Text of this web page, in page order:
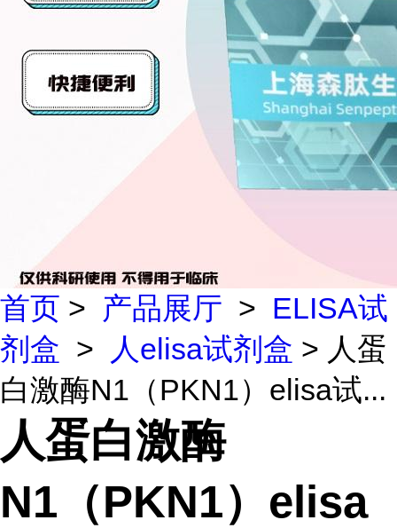
首页 > 产品展厅 > ELISA试
剂盒 > 人elisa试剂盒 > 人蛋
白激酶N1（PKN1）elisa试...
人蛋白激酶
N1（PKN1）elisa